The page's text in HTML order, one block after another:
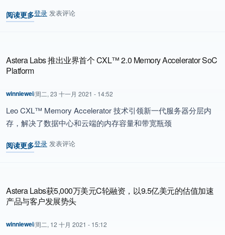
阅读更多
关于 Astera Labs全新发布Aries PCIe® 5.0和CXL™2.0 Smart
登录 发表评论
Astera Labs 推出业界首个 CXL™ 2.0 Memory Accelerator SoC
Platform
winniewei/周二, 23 十一月 2021 - 14:52
Leo CXL™ Memory Accelerator 技术引领新一代服务器分层内
存，解决了数据中心和云端的内存容量和带宽瓶颈
阅读更多
关于 Astera Labs 推出业界首个 CXL™ 2.0 Memory Accelerator
登录 发表评论
Astera Labs获5,000万美元C轮融资，以9.5亿美元的估值加速
产品与客户发展势头
winniewei/周二, 12 十月 2021 - 15:12